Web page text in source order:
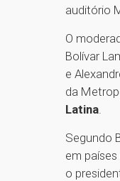
auditório
O
Bolívar
e
da
Latina
Segundo
em
o